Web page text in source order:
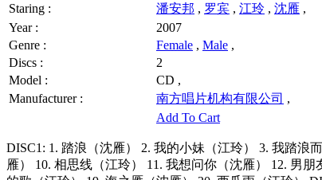
Staring :
潘安邦 , 罗宾 , 江玲 , 沈雁 ,
Year :
2007
Genre :
Female , Male ,
Discs :
2
Model :
CD ,
Manufacturer :
南方唱片机构有限公司 ,
Add To Cart
DISC1: 1. 踏浪（沈雁） 2. 我的小妹（江玲） 3. 我踏浪
雁） 10. 相思线（江玲） 11. 我想问你（沈雁） 12. 男